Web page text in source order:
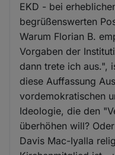
EKD - bei
begrüßenswerten
Warum Florian B.
Vorgaben der
dann trete ich aus.",
diese Auffassung
vordemokratischen
Ideologie, die den
überhöhen will?
Davis Mac-Iyalla